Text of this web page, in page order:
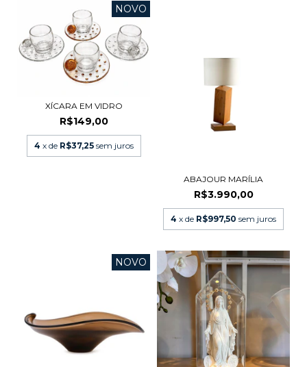
NOVO
XÍCARA EM VIDRO
R$149,00
4 x de R$37,25 sem juros
ABAJOUR MARÍLIA
R$3.990,00
4 x de R$997,50 sem juros
NOVO